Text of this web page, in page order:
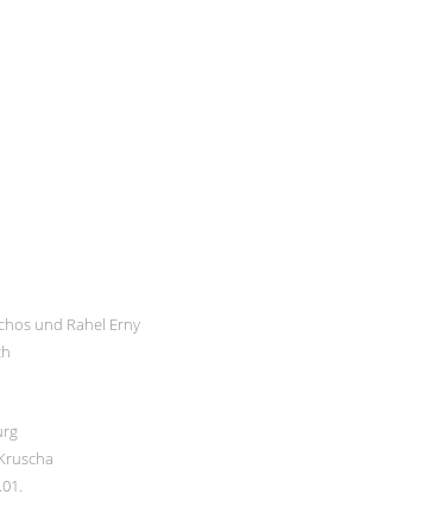
und Rahel Erny